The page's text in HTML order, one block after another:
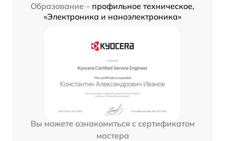
Образование – профильное техническое,
«Электроника и наноэлектроника»
Вы можете ознакомиться с сертификатом
мастера